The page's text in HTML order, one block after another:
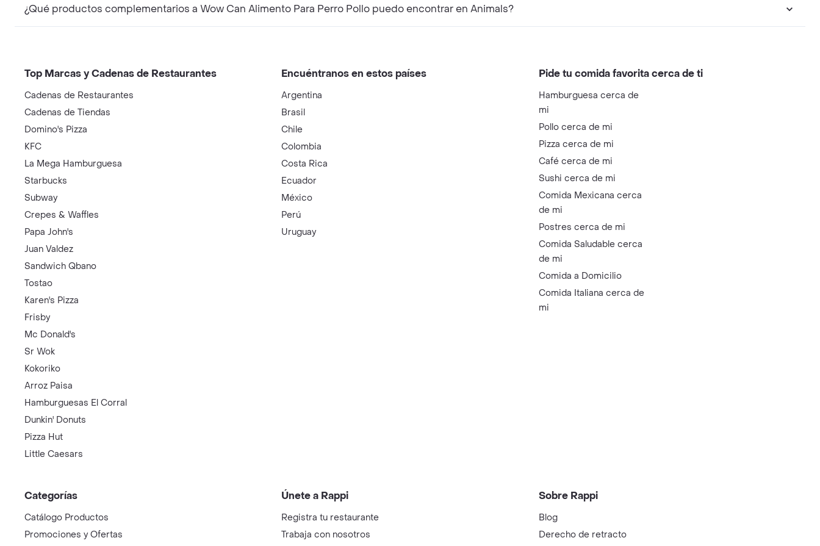
¿Qué productos complementarios a Wow Can Alimento Para Perro Pollo puedo encontrar en Animals?
Top Marcas y Cadenas de Restaurantes
Cadenas de Restaurantes
Cadenas de Tiendas
Domino's Pizza
KFC
La Mega Hamburguesa
Starbucks
Subway
Crepes & Waffles
Papa John's
Juan Valdez
Sandwich Qbano
Tostao
Karen's Pizza
Frisby
Mc Donald's
Sr Wok
Kokoriko
Arroz Paisa
Hamburguesas El Corral
Dunkin' Donuts
Pizza Hut
Little Caesars
Encuéntranos en estos países
Argentina
Brasil
Chile
Colombia
Costa Rica
Ecuador
México
Perú
Uruguay
Pide tu comida favorita cerca de ti
Hamburguesa cerca de
mi
Pollo cerca de mi
Pizza cerca de mi
Café cerca de mi
Sushi cerca de mi
Comida Mexicana cerca
de mi
Postres cerca de mi
Comida Saludable cerca
de mi
Comida a Domicilio
Comida Italiana cerca de
mi
Categorías
Catálogo Productos
Promociones y Ofertas
Únete a Rappi
Registra tu restaurante
Trabaja con nosotros
Sobre Rappi
Blog
Derecho de retracto